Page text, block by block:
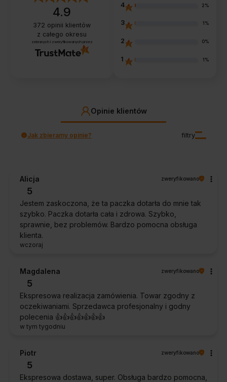
4.9
372 opinii klientów
z całego okresu
zebranych i zweryfikowanych przez
4 2%
3 1%
2 0%
1 1%
Opinie klientów
filtry
Jak zbieramy opinie?
Alicja zweryfikowano
5
Jestem zaskoczona, że ta paczka dotarła do mnie tak
szybko. Paczka dotarła cała i zdrowa. Szybko,
sprawnie, bez problemów. Bardzo pomocna obsługa
klienta.
wczoraj
Magdalena zweryfikowano
5
Ekspresowa realizacja zamówienia. Towar zgodny z
oczekiwaniami. Sprzedawca profesjonalny i godny
polecenia 👍️👍️👍️👍️👍️👍️👍️
w tym tygodniu
Piotr zweryfikowano
5
Ekspresowa dostawa, super. Obsługa bardzo pomocna,